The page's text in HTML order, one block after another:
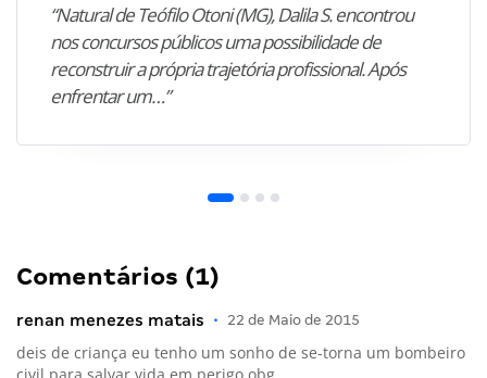
“Natural de Teófilo Otoni (MG), Dalila S. encontrou
nos concursos públicos uma possibilidade de
reconstruir a própria trajetória profissional. Após
enfrentar um…”
Comentários (1)
renan menezes matais • 22 de Maio de 2015
deis de criança eu tenho um sonho de se-torna um bombeiro